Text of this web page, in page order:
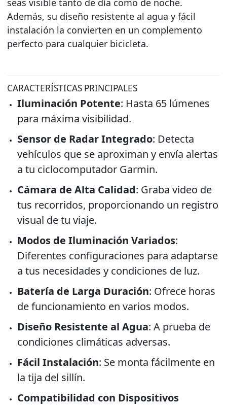
Además, su diseño resistente al agua y fácil
instalación la convierten en un complemento
perfecto para cualquier bicicleta.
CARACTERÍSTICAS PRINCIPALES
Iluminación Potente: Hasta 65 lúmenes
para máxima visibilidad.
Sensor de Radar Integrado: Detecta
vehículos que se aproximan y envía alertas
a tu ciclocomputador Garmin.
Cámara de Alta Calidad: Graba video de
tus recorridos, proporcionando un registro
visual de tu viaje.
Modos de Iluminación Variados:
Diferentes configuraciones para adaptarse
a tus necesidades y condiciones de luz.
Batería de Larga Duración: Ofrece horas
de funcionamiento en varios modos.
Diseño Resistente al Agua: A prueba de
condiciones climáticas adversas.
Fácil Instalación: Se monta fácilmente en
la tija del sillín.
Compatibilidad con Dispositivos